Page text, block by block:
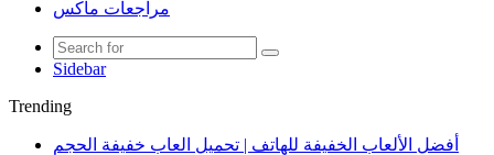
مراجعات ماكس
Sidebar
Trending
أفضل الألعاب الخفيفة للهاتف | تحميل العاب خفيفة الحجم